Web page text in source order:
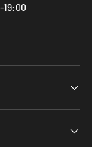
19:00